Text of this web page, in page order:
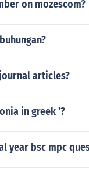
on mozescom?
articles?
in greek '?
year bsc mpc